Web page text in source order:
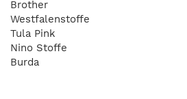
Brother
Westfalenstoffe
Tula Pink
Nino Stoffe
Burda